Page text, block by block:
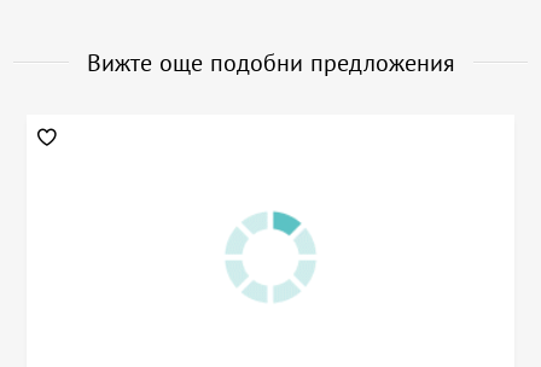
Вижте още подобни предложения